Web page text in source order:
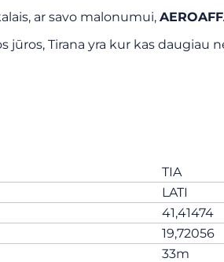
ar savo malonumui,
Tirana yra kur kas
TIA
LATI
41,41474
19,72056
33m